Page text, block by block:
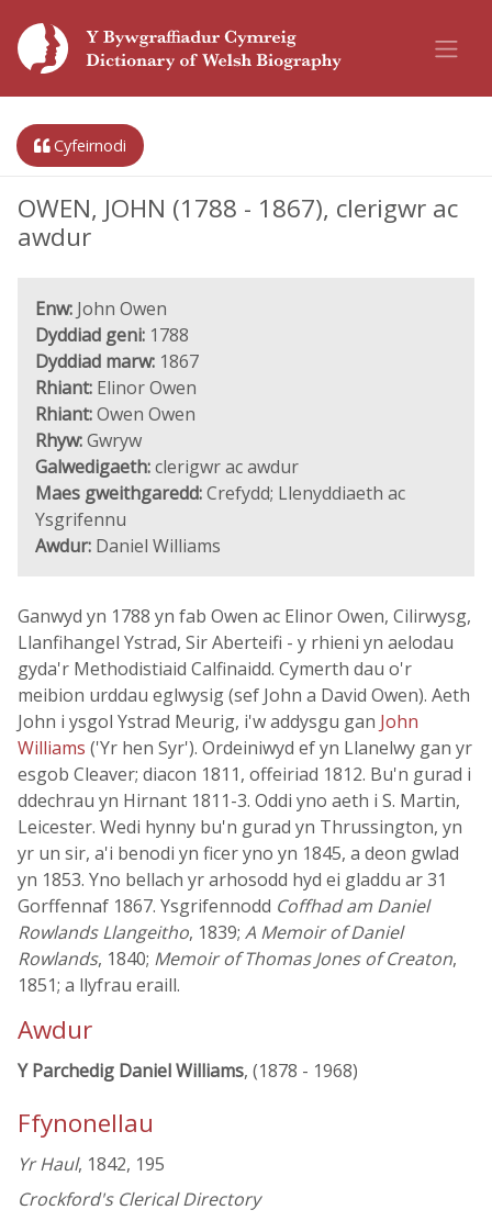
Cyfeirnodi
OWEN, JOHN (1788 - 1867), clerigwr ac
awdur
Enw: John Owen
Dyddiad geni: 1788
Dyddiad marw: 1867
Rhiant: Elinor Owen
Rhiant:Owen Owen
Rhyw:Gwryw
Galwedigaeth:clerigwr ac awdur
Maes gweithgaredd:Crefydd; Llenyddiaeth ac
Ysgrifennu
Awdur: Daniel Williams
Ganwyd yn 1788 yn fab Owen ac Elinor Owen, Cilirwysg,
Llanfihangel Ystrad, Sir Aberteifi - y rhieni yn aelodau
gyda'r Methodistiaid Calfinaidd. Cymerth dau o'r
meibion urddau eglwysig (sef John a David Owen). Aeth
John i ysgol Ystrad Meurig, i'w addysgu gan John
Williams ('Yr hen Syr'). Ordeiniwyd ef yn Llanelwy gan yr
esgob Cleaver; diacon 1811, offeiriad 1812. Bu'n gurad i
ddechrau yn Hirnant 1811-3. Oddi yno aeth i S. Martin,
Leicester. Wedi hynny bu'n gurad yn Thrussington, yn
yr un sir, a'i benodi yn ficer yno yn 1845, a deon gwlad
yn 1853. Yno bellach yr arhosodd hyd ei gladdu ar 31
Gorffennaf 1867. Ysgrifennodd Coffhad am Daniel
Rowlands Llangeitho, 1839; A Memoir of Daniel
Rowlands, 1840; Memoir of Thomas Jones of Creaton,
1851; a llyfrau eraill.
Awdur
Y Parchedig Daniel Williams, (1878 - 1968)
Ffynonellau
Yr Haul, 1842, 195
Crockford's Clerical Directory